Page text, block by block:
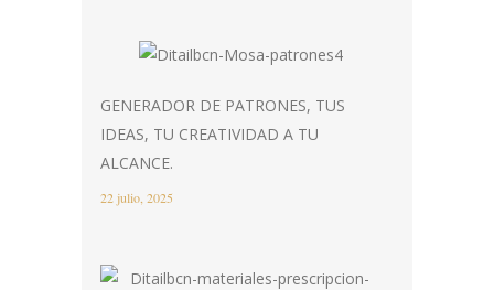
GENERADOR DE PATRONES, TUS
IDEAS, TU CREATIVIDAD A TU
ALCANCE.
22 julio, 2025